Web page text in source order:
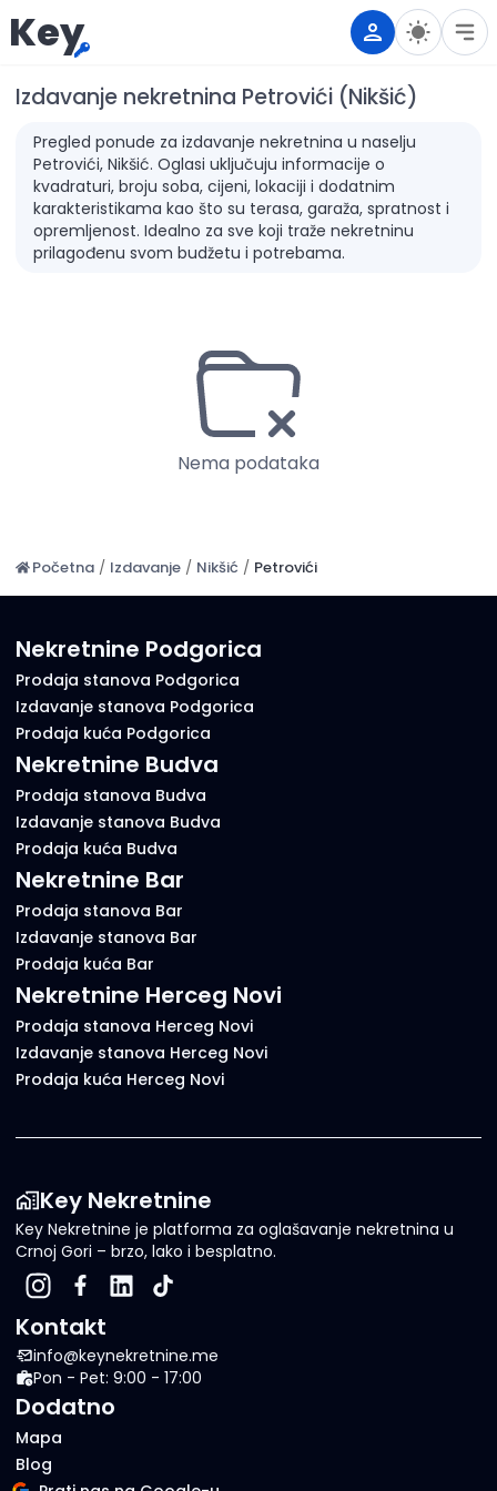
Key
Izdavanje nekretnina Petrovići (Nikšić)
Pregled ponude za izdavanje nekretnina u naselju
Petrovići, Nikšić. Oglasi uključuju informacije o
kvadraturi, broju soba, cijeni, lokaciji i dodatnim
karakteristikama kao što su terasa, garaža, spratnost i
opremljenost. Idealno za sve koji traže nekretninu
prilagođenu svom budžetu i potrebama.
Nema podataka
Početna / Izdavanje / Nikšić / Petrovići
Nekretnine Podgorica
Prodaja stanova Podgorica
Izdavanje stanova Podgorica
Prodaja kuća Podgorica
Nekretnine Budva
Prodaja stanova Budva
Izdavanje stanova Budva
Prodaja kuća Budva
Nekretnine Bar
Prodaja stanova Bar
Izdavanje stanova Bar
Prodaja kuća Bar
Nekretnine Herceg Novi
Prodaja stanova Herceg Novi
Izdavanje stanova Herceg Novi
Prodaja kuća Herceg Novi
Key Nekretnine
Key Nekretnine je platforma za oglašavanje nekretnina u
Crnoj Gori – brzo, lako i besplatno.
Kontakt
info@keynekretnine.me
Pon - Pet: 9:00 - 17:00
Dodatno
Mapa
Blog